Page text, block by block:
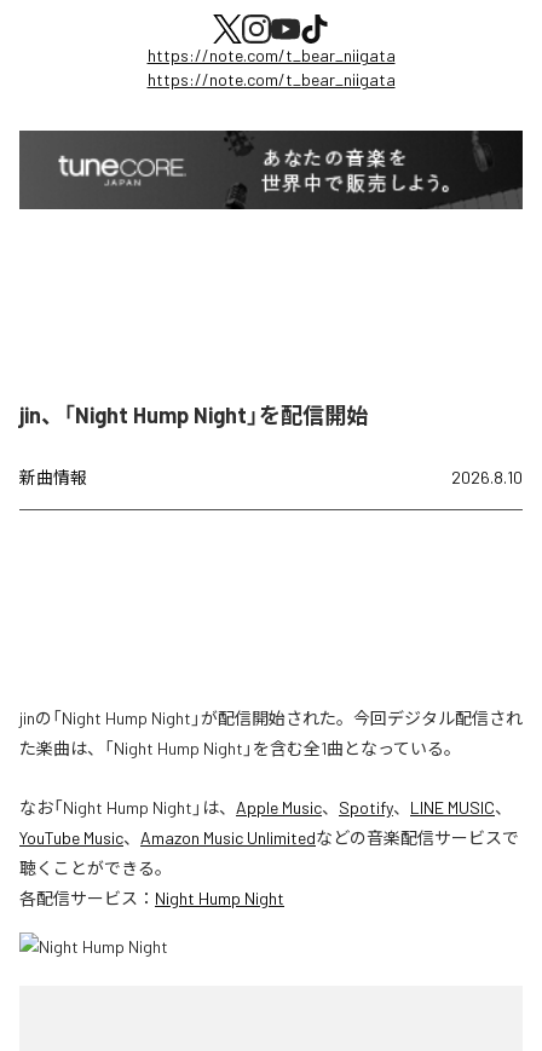
https://note.com/t_bear_niigata
https://note.com/t_bear_niigata
jin、「Night Hump Night」を配信開始
新曲情報 2026.8.10
jinの「Night Hump Night」が配信開始された。今回デジタル配信され
た楽曲は、「Night Hump Night」を含む全1曲となっている。
なお「Night Hump Night 」は、 Apple Music、 Spotify、 LINE MUSIC、
YouTube Music、 Amazon Music Unlimitedなどの音楽配信サービスで
聴くことができる。
各配信サービス： Night Hump Night